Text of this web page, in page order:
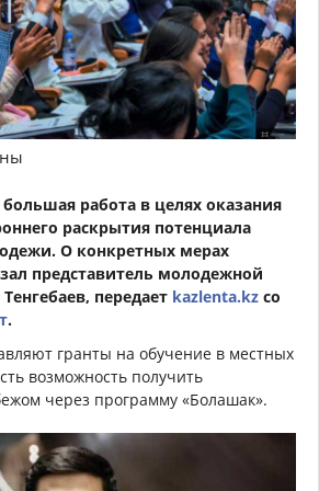
большая работа в целях оказания
раскрытия потенциала
О конкретных мерах
представитель молодежной
передает kazlenta.kz со
.
гранты на обучение в местных
возможность получить
через программу «Болашак».